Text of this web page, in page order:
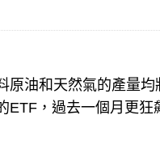
原油和天然氣的產量
ETF，過去一個月更狂